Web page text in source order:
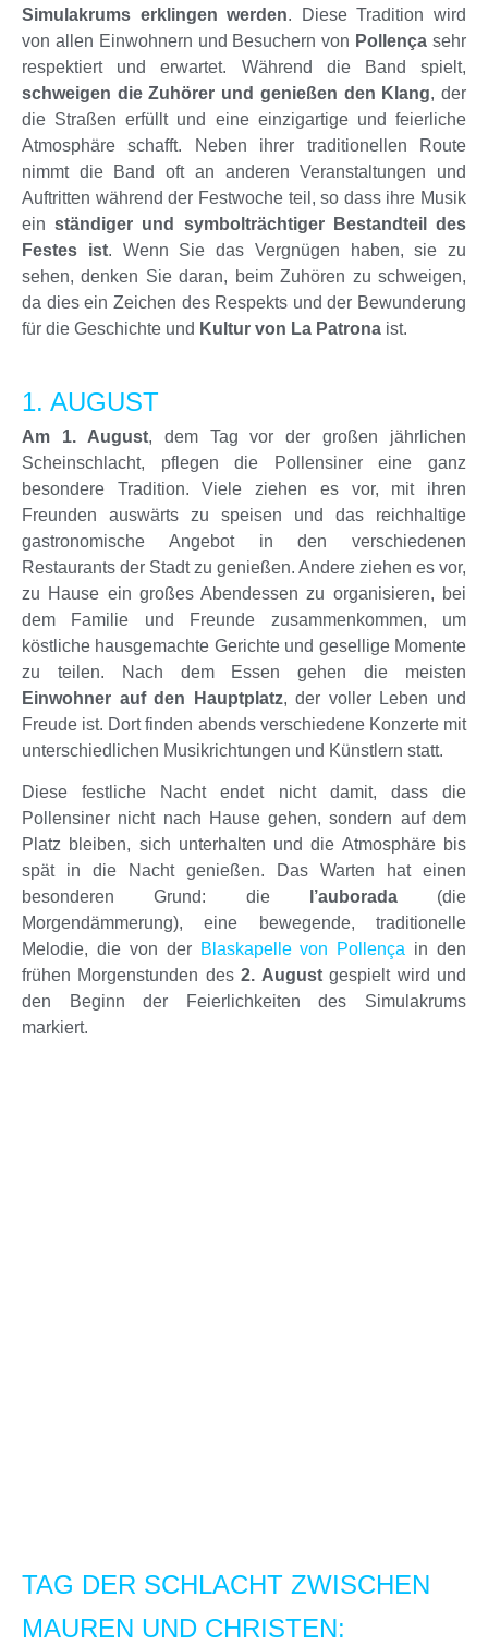
Simulakrums erklingen werden. Diese Tradition wird
von allen Einwohnern und Besuchern von Pollença sehr
respektiert und erwartet. Während die Band spielt,
schweigen die Zuhörer und genießen den Klang, der
die Straßen erfüllt und eine einzigartige und feierliche
Atmosphäre schafft. Neben ihrer traditionellen Route
nimmt die Band oft an anderen Veranstaltungen und
Auftritten während der Festwoche teil, so dass ihre Musik
einständiger und symbolträchtiger Bestandteil des
Festes ist. Wenn Sie das Vergnügen haben, sie zu
sehen, denken Sie daran, beim Zuhören zu schweigen,
da dies ein Zeichen des Respekts und der Bewunderung
für die Geschichte und Kultur von La Patrona ist.
1. AUGUST
Am 1. August, dem Tag vor der großen jährlichen
Scheinschlacht, pflegen die Pollensiner eine ganz
besondere Tradition. Viele ziehen es vor, mit ihren
Freunden auswärts zu speisen und das reichhaltige
gastronomische Angebot in den verschiedenen
Restaurants der Stadt zu genießen. Andere ziehen es vor,
zu Hause ein großes Abendessen zu organisieren, bei
dem Familie und Freunde zusammenkommen, um
köstliche hausgemachte Gerichte und gesellige Momente
zu teilen. Nach dem Essen gehen die meisten
Einwohner auf den Hauptplatz, der voller Leben und
Freude ist. Dort finden abends verschiedene Konzerte mit
unterschiedlichen Musikrichtungen und Künstlern statt.
Diese festliche Nacht endet nicht damit, dass die
Pollensiner nicht nach Hause gehen, sondern auf dem
Platz bleiben, sich unterhalten und die Atmosphäre bis
spät in die Nacht genießen. Das Warten hat einen
besonderen Grund: diel’auborada(die
Morgendämmerung), eine bewegende, traditionelle
Melodie, die von der Blaskapelle von Pollença in den
frühen Morgenstunden des2. Augustgespielt wird und
den Beginn der Feierlichkeiten des Simulakrums
markiert.
TAG DER SCHLACHT ZWISCHEN
MAUREN UND CHRISTEN: